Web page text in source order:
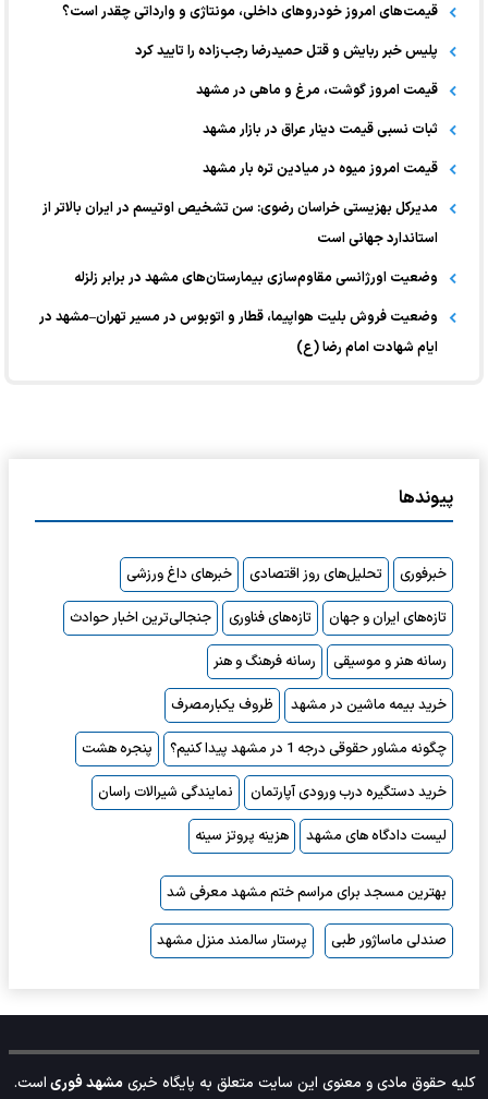
قیمت‌های امروز خودرو‌های داخلی، مونتاژی و وارداتی چقدر است؟
پلیس خبر ربایش و قتل حمیدرضا رجب‌زاده را تایید کرد
قیمت امروز گوشت، مرغ و ماهی در مشهد
ثبات نسبی قیمت دینار عراق در بازار مشهد
قیمت امروز میوه در میادین تره بار مشهد
مدیرکل بهزیستی خراسان رضوی: سن تشخیص اوتیسم در ایران بالاتر از
استاندارد جهانی است
وضعیت اورژانسی مقاوم‌سازی بیمارستان‌های مشهد در برابر زلزله
وضعیت فروش بلیت هواپیما، قطار و اتوبوس در مسیر تهران–مشهد در
ایام شهادت امام رضا (ع)
پیوندها
خبرفوری تحلیل‌های روز اقتصادی
خبرهای داغ ورزشی
تازه‌های ایران و جهان
تازه‌های فناوری
جنجالی‌ترین اخبار حوادث
رسانه هنر و موسیقی
رسانه فرهنگ و هنر
خرید بیمه ماشین در مشهد
ظروف یکبارمصرف
چگونه مشاور حقوقی درجه 1 در مشهد پیدا کنیم؟
پنجره هشت
خرید دستگیره درب ورودی آپارتمان
نمایندگی شیرالات راسان
لیست دادگاه های مشهد
هزینه پروتز سینه
بهترین مسجد برای مراسم ختم مشهد معرفی شد
صندلی ماساژور طبی پرستار سالمند منزل مشهد
کلیه حقوق مادی و معنوی این سایت متعلق به پایگاه خبریمشهد فوریاست.